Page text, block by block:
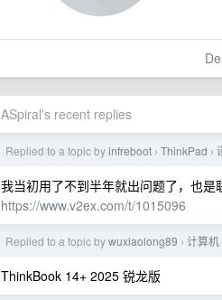
ASpiral's recent replies
Replied to a topic byinfreboot › ThinkPad ›
我当初用了不到半年就出问题了，也
https://www.v2ex.com/t/1015096
Replied to a topic bywuxiaolong89 › 计算机
ThinkBook 14+ 2025 锐龙版